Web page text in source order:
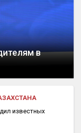
в
известных